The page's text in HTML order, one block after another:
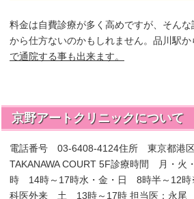
料金は自費診療が多く高めですが、そん
から仕方ないのかもしれません。品川駅
で通院する事も出来ます。
京野アートクリニックについて
電話番号 03-6408-4124住所 東京都港
TAKANAWA COURT 5F診療時間 月・
時 14時～17時水・金・日 8時半～12
科医外来 土 13時～17時 担当医：永尾